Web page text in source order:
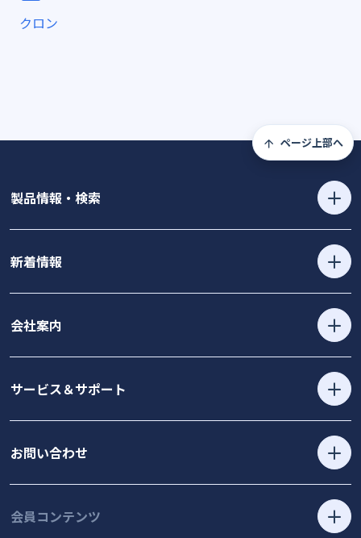
クロン
ページ上部へ
製品情報・検索
新着情報
会社案内
サービス＆サポート
お問い合わせ
会員コンテンツ